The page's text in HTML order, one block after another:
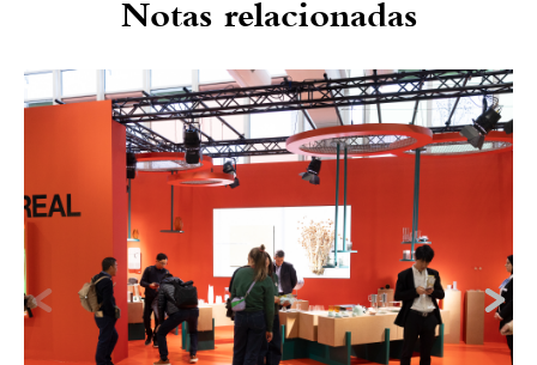
Notas relacionadas